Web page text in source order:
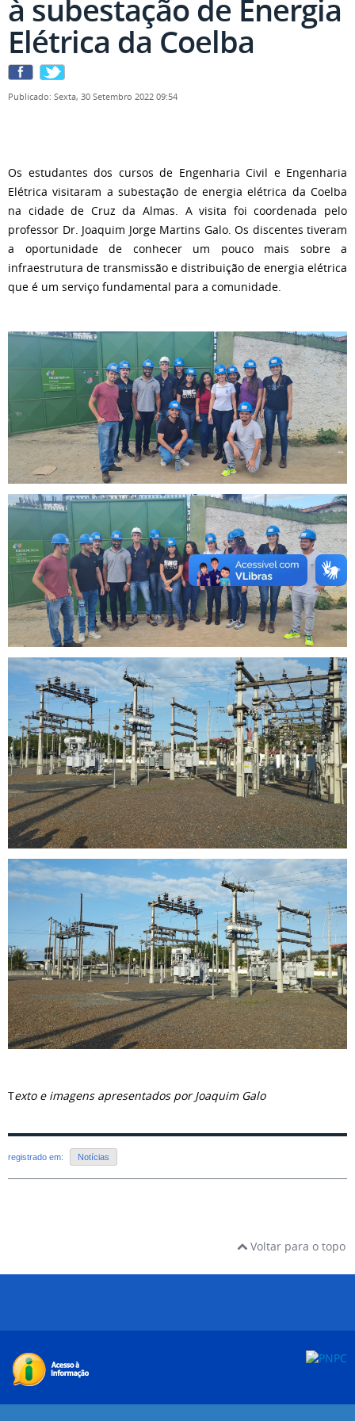
à subestação de Energia
Elétrica da Coelba
Publicado: Sexta, 30 Setembro 2022 09:54
Os estudantes dos cursos de Engenharia Civil e Engenharia
Elétrica visitaram a subestação de energia elétrica da Coelba
na cidade de Cruz da Almas. A visita foi coordenada pelo
professor Dr. Joaquim Jorge Martins Galo. Os discentes tiveram
a oportunidade de conhecer um pouco mais sobre a
infraestrutura de transmissão e distribuição de energia elétrica
que é um serviço fundamental para a comunidade.
Texto e imagens apresentados por Joaquim Galo
registrado em: Notícias
Voltar para o topo